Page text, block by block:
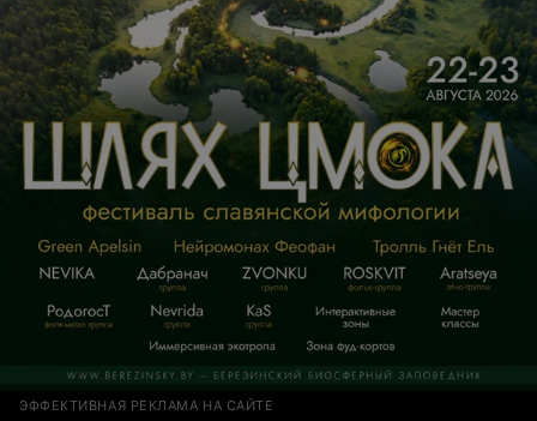
ЭФФЕКТИВНАЯ РЕКЛАМА НА САЙТЕ